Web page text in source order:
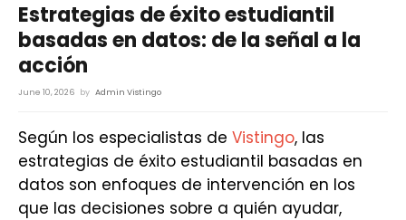
Estrategias de éxito estudiantil
basadas en datos: de la señal a la
acción
June 10, 2026 by Admin Vistingo
Según los especialistas de Vistingo, las
estrategias de éxito estudiantil basadas en
datos son enfoques de intervención en los
que las decisiones sobre a quién ayudar,